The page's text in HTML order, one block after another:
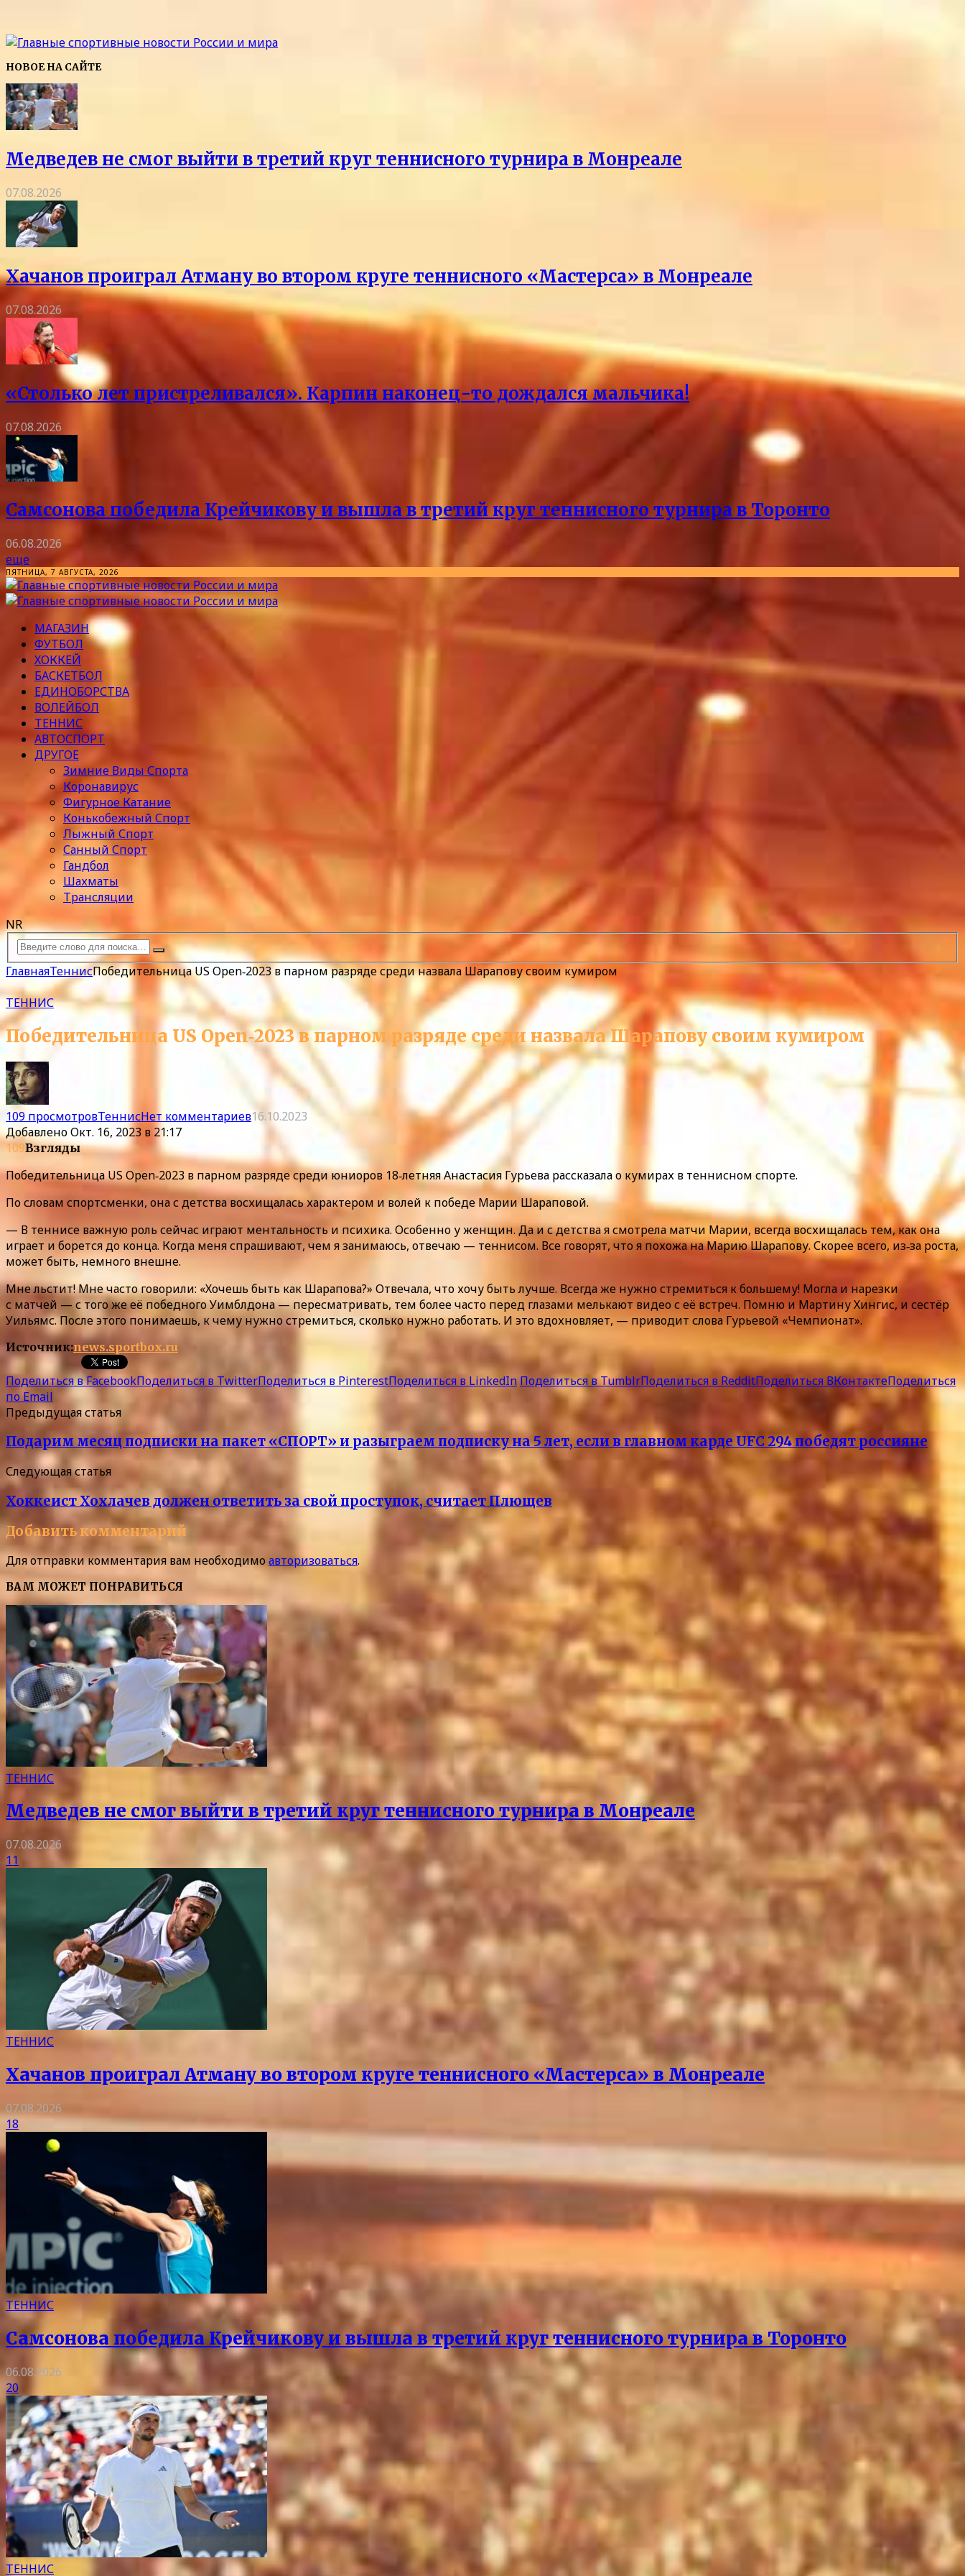
НОВОЕ НА САЙТЕ
Медведев не смог выйти в третий круг теннисного турнира в Монреале
07.08.2026
Хачанов проиграл Атману во втором круге теннисного «Мастерса» в Монреале
07.08.2026
«Столько лет пристреливался». Карпин наконец-то дождался мальчика!
07.08.2026
Самсонова победила Крейчикову и вышла в третий круг теннисного турнира в Торонто
06.08.2026
еще
ПЯТНИЦА, 7 АВГУСТА, 2026
МАГАЗИН
ФУТБОЛ
ХОККЕЙ
БАСКЕТБОЛ
ЕДИНОБОРСТВА
ВОЛЕЙБОЛ
ТЕННИС
АВТОСПОРТ
ДРУГОЕ
Зимние Виды Спорта
Коронавирус
Фигурное Катание
Конькобежный Спорт
Лыжный Спорт
Санный Спорт
Гандбол
Шахматы
Трансляции
NR
ГлавнаяТеннисПобедительница US Open‑2023 в парном разряде среди назвала Шарапову своим кумиром
ТЕННИС
Победительница US Open‑2023 в парном разряде среди назвала Шарапову своим кумиром
109 просмотровТеннисНет комментариев16.10.2023
ДобавленоОкт. 16, 2023 в 21:17
109Взгляды
Победительница US Open‑2023 в парном разряде среди юниоров 18‑летняя Анастасия Гурьева рассказала о кумирах в теннисном спорте.
По словам спортсменки, она с детства восхищалась характером и волей к победе Марии Шараповой.
— В теннисе важную роль сейчас играют ментальность и психика. Особенно у женщин. Да и с детства я смотрела матчи Марии, всегда восхищалась тем, как она
играет и борется до конца. Когда меня спрашивают, чем я занимаюсь, отвечаю — теннисом. Все говорят, что я похожа на Марию Шарапову. Скорее всего, из‑за роста,
может быть, немного внешне.
Мне льстит! Мне часто говорили: «Хочешь быть как Шарапова?» Отвечала, что хочу быть лучше. Всегда же нужно стремиться к большему! Могла и нарезки
с матчей — с того же её победного Уимблдона — пересматривать, тем более часто перед глазами мелькают видео с её встреч. Помню и Мартину Хингис, и сестёр
Уильямс. После этого понимаешь, к чему нужно стремиться, сколько нужно работать. И это вдохновляет, — приводит слова Гурьевой «Чемпионат».
Источник:news.sportbox.ru
Поделиться в FacebookПоделиться в TwitterПоделиться в PinterestПоделиться в LinkedIn Поделиться в TumblrПоделиться в RedditПоделиться ВКонтактеПоделиться
по Email
Предыдущая статья
Подарим месяц подписки на пакет «СПОРТ» и разыграем подписку на 5 лет, если в главном карде UFC 294 победят россияне
Следующая статья
Хоккеист Хохлачев должен ответить за свой проступок, считает Плющев
Добавить комментарий
Для отправки комментария вам необходимоавторизоваться.
ВАМ МОЖЕТ ПОНРАВИТЬСЯ
ТЕННИС
Медведев не смог выйти в третий круг теннисного турнира в Монреале
07.08.2026
11
ТЕННИС
Хачанов проиграл Атману во втором круге теннисного «Мастерса» в Монреале
07.08.2026
18
ТЕННИС
Самсонова победила Крейчикову и вышла в третий круг теннисного турнира в Торонто
06.08.2026
20
ТЕННИС